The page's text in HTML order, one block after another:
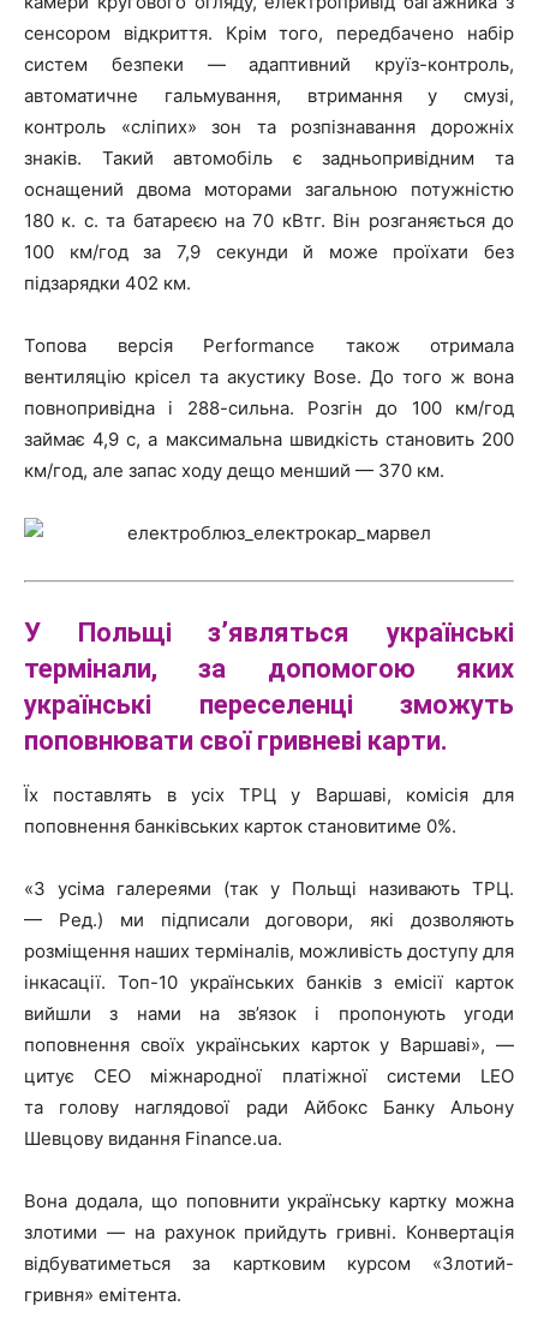
сенсором відкриття. Крім того, передбачено набір
систем безпеки — адаптивний круїз-контроль,
автоматичне гальмування, втримання у смузі,
контроль «сліпих» зон та розпізнавання дорожніх
знаків. Такий автомобіль є задньопривідним та
оснащений двома моторами загальною потужністю
180 к. с. та батареєю на 70 кВтг. Він розганяється до
100 км/год за 7,9 секунди й може проїхати без
підзарядки 402 км.
Топова версія Performance також отримала
вентиляцію крісел та акустику Bose. До того ж вона
повнопривідна і 288-сильна. Розгін до 100 км/год
займає 4,9 с, а максимальна швидкість становить 200
км/год, але запас ходу дещо менший — 370 км.
У Польщі з’являться українські
термінали, за допомогою яких
українські переселенці зможуть
поповнювати свої гривневі карти.
Їх поставлять в усіх ТРЦ у Варшаві, комісія для
поповнення банківських карток становитиме 0%.
«З усіма галереями (так у Польщі називають ТРЦ.
— Ред.) ми підписали договори, які дозволяють
розміщення наших терміналів, можливість доступу для
інкасації. Топ-10 українських банків з емісії карток
вийшли з нами на зв’язок і пропонують угоди
поповнення своїх українських карток у Варшаві», —
цитує CEO міжнародної платіжної системи LEO
та голову наглядової ради Айбокс Банку Альону
Шевцову видання Finance.ua.
Вона додала, що поповнити українську картку можна
злотими — на рахунок прийдуть гривні. Конвертація
відбуватиметься за картковим курсом «Злотий-
гривня» емітента.